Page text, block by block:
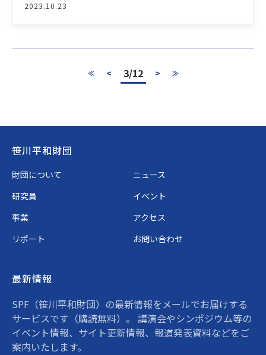
2023.10.23
≪ < 3/12 > ≫
Footer
笹川平和財団
財団について
ニュース
研究員
イベント
事業
アクセス
リポート
お問い合わせ
最新情報
SPF（笹川平和財団）の最新情報をメールでお届けする
サービスです（購読無料）。 講演会やシンポジウム等の
イベント情報、サイト更新情報、報道発表資料などをご
案内いたします。